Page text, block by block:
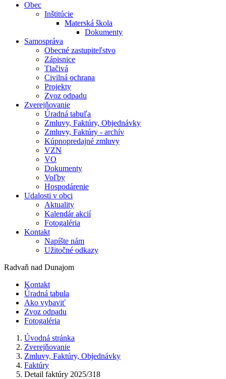
Obec
Inštitúcie
Materská škola
Dokumenty
Samospráva
Obecné zastupiteľstvo
Zápisnice
Tlačivá
Civilná ochrana
Projekty
Zvoz odpadu
Zverejňovanie
Úradná tabuľa
Zmluvy, Faktúry, Objednávky
Zmluvy, Faktúry - archív
Kúpnopredajné zmluvy
VZN
VO
Dokumenty
Voľby
Hospodárenie
Udalosti v obci
Aktuality
Kalendár akcií
Fotogaléria
Kontakt
Napíšte nám
Užitočné odkazy
Radvaň nad Dunajom
Kontakt
Úradná tabula
Ako vybaviť
Zvoz odpadu
Fotogaléria
Úvodná stránka
Zverejňovanie
Zmluvy, Faktúry, Objednávky
Faktúry
Detail faktúry 2025/318